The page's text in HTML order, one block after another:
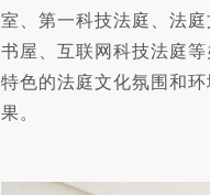
室、第一科技法庭、法
书屋、互联网科技法庭
特色的法庭文化氛围和
果。